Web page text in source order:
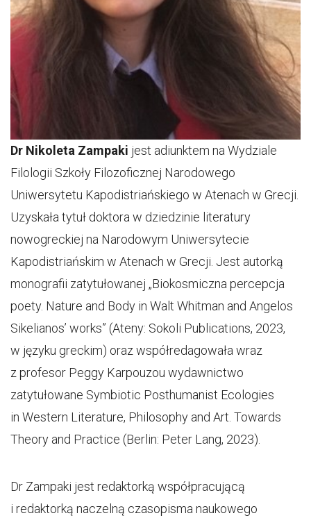
Dr Nikoleta Zampaki jest adiunktem na Wydziale
Filologii Szkoły Filozoficznej Narodowego
Uniwersytetu Kapodistriańskiego w Atenach w Grecji.
Uzyskała tytuł doktora w dziedzinie literatury
nowogreckiej na Narodowym Uniwersytecie
Kapodistriańskim w Atenach w Grecji. Jest autorką
monografii zatytułowanej „Biokosmiczna percepcja
poety. Nature and Body in Walt Whitman and Angelos
Sikelianos’ works” (Ateny: Sokoli Publications, 2023,
w języku greckim) oraz współredagowała wraz
z profesor Peggy Karpouzou wydawnictwo
zatytułowane Symbiotic Posthumanist Ecologies
in Western Literature, Philosophy and Art. Towards
Theory and Practice (Berlin: Peter Lang, 2023).
Dr Zampaki jest redaktorką współpracującą
i redaktorką naczelną czasopisma naukowego